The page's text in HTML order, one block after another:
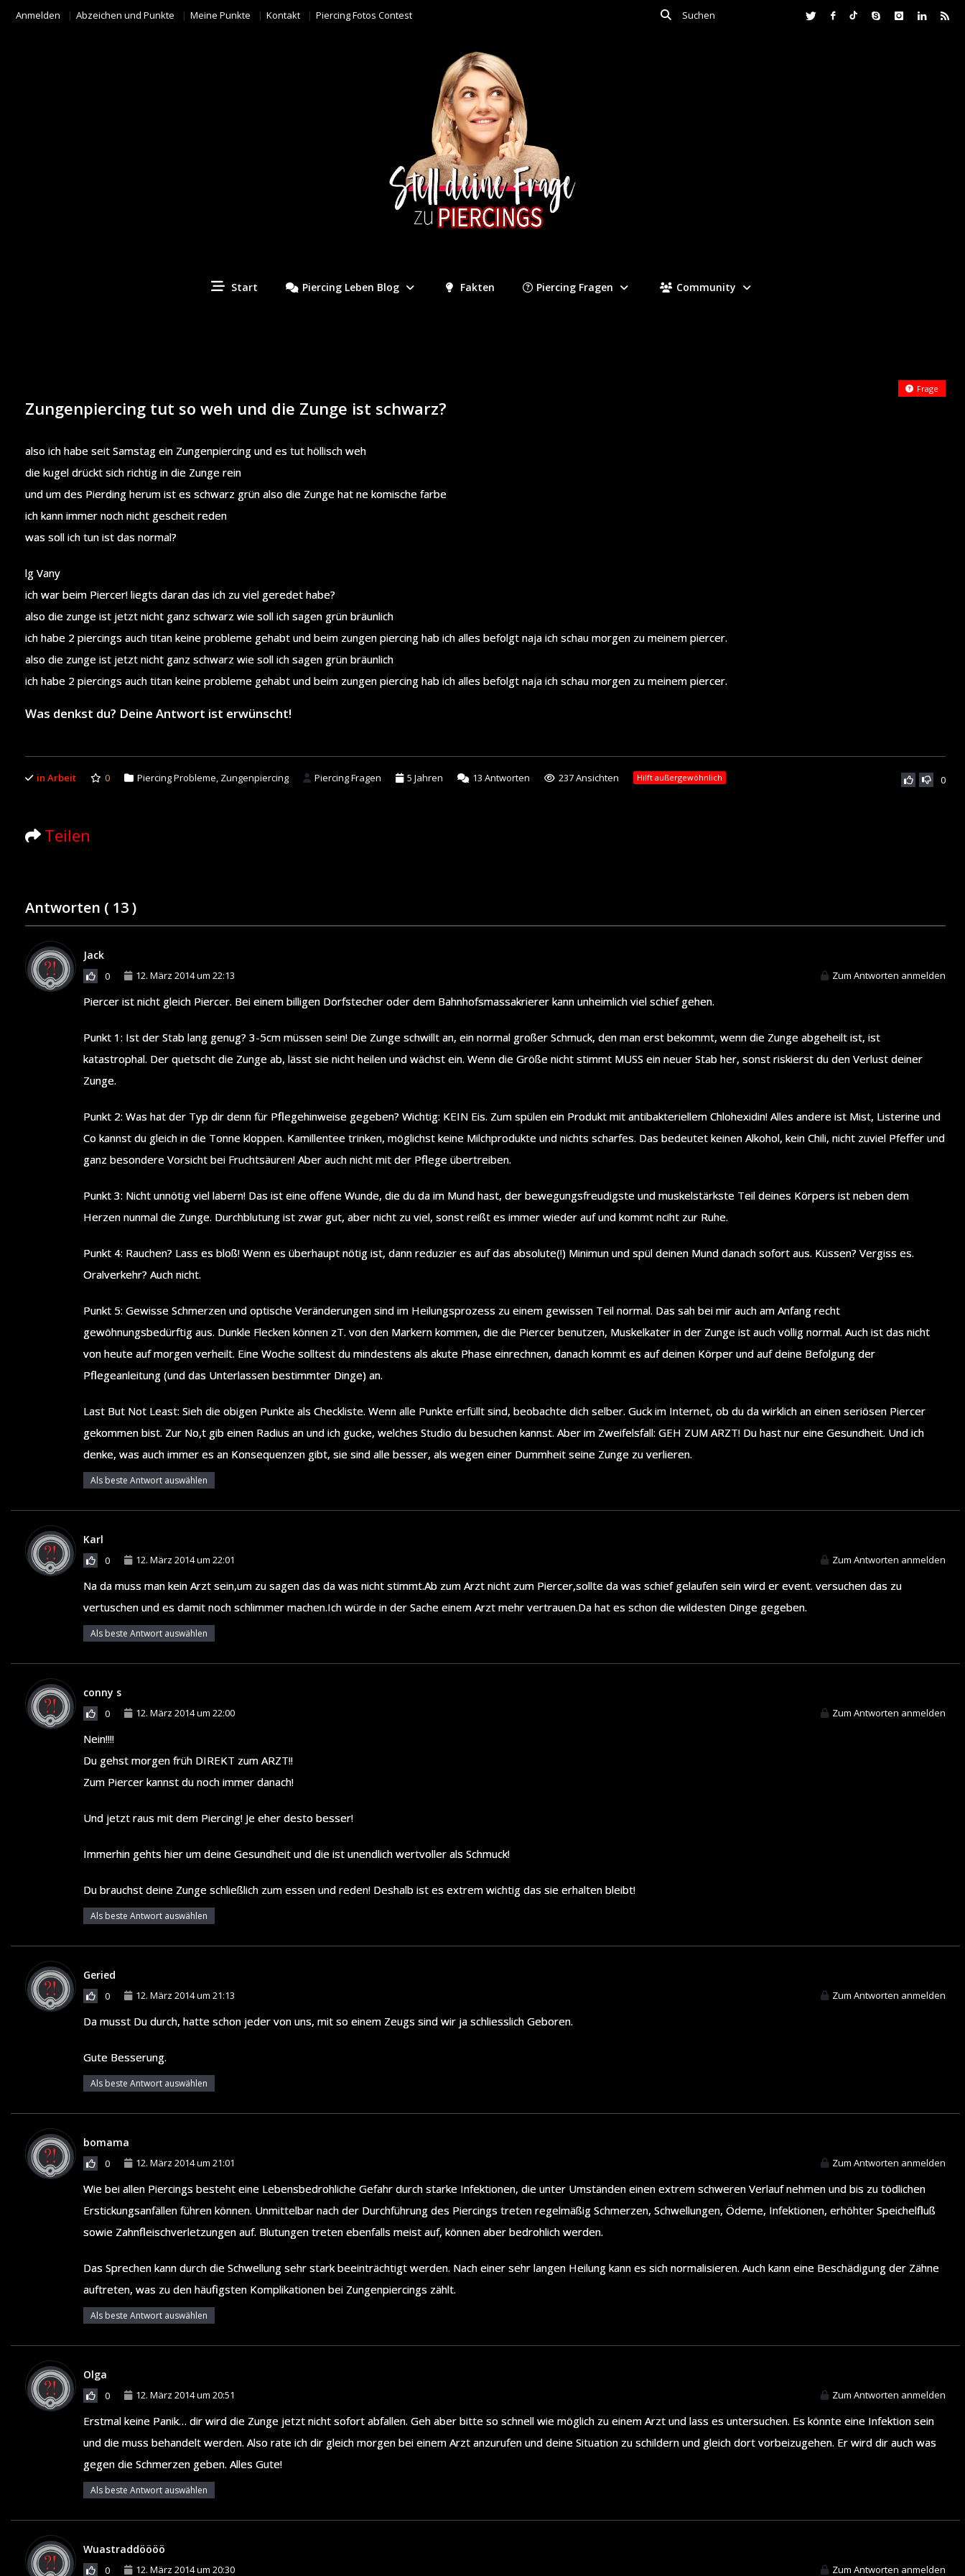
Anmelden Abzeichen und Punkte Meine Punkte Kontakt Piercing Fotos Contest
Start Piercing Leben Blog Fakten Piercing Fragen Community
Zungenpiercing tut so weh und die Zunge ist schwarz?
Frage
also ich habe seit Samstag ein Zungenpiercing und es tut höllisch weh
die kugel drückt sich richtig in die Zunge rein
und um des Pierding herum ist es schwarz grün also die Zunge hat ne komische farbe
ich kann immer noch nicht gescheit reden
was soll ich tun ist das normal?
lg Vany
ich war beim Piercer! liegts daran das ich zu viel geredet habe?
also die zunge ist jetzt nicht ganz schwarz wie soll ich sagen grün bräunlich
ich habe 2 piercings auch titan keine probleme gehabt und beim zungen piercing hab ich alles befolgt naja ich schau morgen zu meinem piercer.
also die zunge ist jetzt nicht ganz schwarz wie soll ich sagen grün bräunlich
ich habe 2 piercings auch titan keine probleme gehabt und beim zungen piercing hab ich alles befolgt naja ich schau morgen zu meinem piercer.
Was denkst du? Deine Antwort ist erwünscht!
in Arbeit 0 Piercing Probleme, Zungenpiercing Piercing Fragen 5 Jahren 13 Antworten 237 Ansichten Hilft außergewöhnlich 0
Teilen
Antworten ( 13)
Jack
0 12. März 2014 um 22:13 Zum Antworten anmelden
Piercer ist nicht gleich Piercer. Bei einem billigen Dorfstecher oder dem Bahnhofsmassakrierer kann unheimlich viel schief gehen.
Punkt 1: Ist der Stab lang genug? 3-5cm müssen sein! Die Zunge schwillt an, ein normal großer Schmuck, den man erst bekommt, wenn die Zunge abgeheilt ist, ist
katastrophal. Der quetscht die Zunge ab, lässt sie nicht heilen und wächst ein. Wenn die Größe nicht stimmt MUSS ein neuer Stab her, sonst riskierst du den Verlust deiner
Zunge.
Punkt 2: Was hat der Typ dir denn für Pflegehinweise gegeben? Wichtig: KEIN Eis. Zum spülen ein Produkt mit antibakteriellem Chlohexidin! Alles andere ist Mist, Listerine und
Co kannst du gleich in die Tonne kloppen. Kamillentee trinken, möglichst keine Milchprodukte und nichts scharfes. Das bedeutet keinen Alkohol, kein Chili, nicht zuviel Pfeffer und
ganz besondere Vorsicht bei Fruchtsäuren! Aber auch nicht mit der Pflege übertreiben.
Punkt 3: Nicht unnötig viel labern! Das ist eine offene Wunde, die du da im Mund hast, der bewegungsfreudigste und muskelstärkste Teil deines Körpers ist neben dem
Herzen nunmal die Zunge. Durchblutung ist zwar gut, aber nicht zu viel, sonst reißt es immer wieder auf und kommt nciht zur Ruhe.
Punkt 4: Rauchen? Lass es bloß! Wenn es überhaupt nötig ist, dann reduzier es auf das absolute(!) Minimun und spül deinen Mund danach sofort aus. Küssen? Vergiss es.
Oralverkehr? Auch nicht.
Punkt 5: Gewisse Schmerzen und optische Veränderungen sind im Heilungsprozess zu einem gewissen Teil normal. Das sah bei mir auch am Anfang recht
gewöhnungsbedürftig aus. Dunkle Flecken können zT. von den Markern kommen, die die Piercer benutzen, Muskelkater in der Zunge ist auch völlig normal. Auch ist das nicht
von heute auf morgen verheilt. Eine Woche solltest du mindestens als akute Phase einrechnen, danach kommt es auf deinen Körper und auf deine Befolgung der
Pflegeanleitung (und das Unterlassen bestimmter Dinge) an.
Last But Not Least: Sieh die obigen Punkte als Checkliste. Wenn alle Punkte erfüllt sind, beobachte dich selber. Guck im Internet, ob du da wirklich an einen seriösen Piercer
gekommen bist. Zur No,t gib einen Radius an und ich gucke, welches Studio du besuchen kannst. Aber im Zweifelsfall: GEH ZUM ARZT! Du hast nur eine Gesundheit. Und ich
denke, was auch immer es an Konsequenzen gibt, sie sind alle besser, als wegen einer Dummheit seine Zunge zu verlieren.
Als beste Antwort auswählen
Karl
0 12. März 2014 um 22:01 Zum Antworten anmelden
Na da muss man kein Arzt sein,um zu sagen das da was nicht stimmt.Ab zum Arzt nicht zum Piercer,sollte da was schief gelaufen sein wird er event. versuchen das zu
vertuschen und es damit noch schlimmer machen.Ich würde in der Sache einem Arzt mehr vertrauen.Da hat es schon die wildesten Dinge gegeben.
Als beste Antwort auswählen
conny s
0 12. März 2014 um 22:00 Zum Antworten anmelden
Nein!!!!
Du gehst morgen früh DIREKT zum ARZT!!
Zum Piercer kannst du noch immer danach!
Und jetzt raus mit dem Piercing! Je eher desto besser!
Immerhin gehts hier um deine Gesundheit und die ist unendlich wertvoller als Schmuck!
Du brauchst deine Zunge schließlich zum essen und reden! Deshalb ist es extrem wichtig das sie erhalten bleibt!
Als beste Antwort auswählen
Geried
0 12. März 2014 um 21:13 Zum Antworten anmelden
Da musst Du durch, hatte schon jeder von uns, mit so einem Zeugs sind wir ja schliesslich Geboren.
Gute Besserung.
Als beste Antwort auswählen
bomama
0 12. März 2014 um 21:01 Zum Antworten anmelden
Wie bei allen Piercings besteht eine Lebensbedrohliche Gefahr durch starke Infektionen, die unter Umständen einen extrem schweren Verlauf nehmen und bis zu tödlichen
Erstickungsanfällen führen können. Unmittelbar nach der Durchführung des Piercings treten regelmäßig Schmerzen, Schwellungen, Ödeme, Infektionen, erhöhter Speichelfluß
sowie Zahnfleischverletzungen auf. Blutungen treten ebenfalls meist auf, können aber bedrohlich werden.
Das Sprechen kann durch die Schwellung sehr stark beeinträchtigt werden. Nach einer sehr langen Heilung kann es sich normalisieren. Auch kann eine Beschädigung der Zähne
auftreten, was zu den häufigsten Komplikationen bei Zungenpiercings zählt.
Als beste Antwort auswählen
Olga
0 12. März 2014 um 20:51 Zum Antworten anmelden
Erstmal keine Panik… dir wird die Zunge jetzt nicht sofort abfallen. Geh aber bitte so schnell wie möglich zu einem Arzt und lass es untersuchen. Es könnte eine Infektion sein
und die muss behandelt werden. Also rate ich dir gleich morgen bei einem Arzt anzurufen und deine Situation zu schildern und gleich dort vorbeizugehen. Er wird dir auch was
gegen die Schmerzen geben. Alles Gute!
Als beste Antwort auswählen
Wuastraddöööö
0 12. März 2014 um 20:30 Zum Antworten anmelden